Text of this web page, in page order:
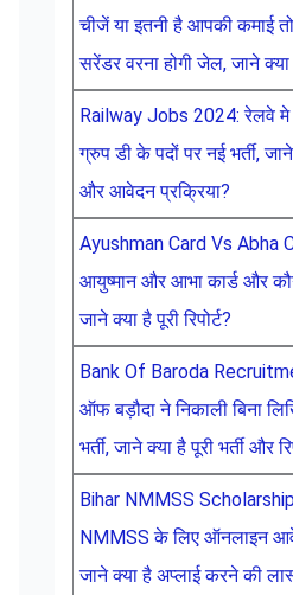
चीजें या इतनी है आपकी कमाई
सरेंडर वरना होगी जेल, जाने क्या
Railway Jobs 2024: रेलवे मे
ग्रुप डी के पदों पर नई भर्ती, जाने
और आवेदन प्रक्रिया?
Ayushman Card Vs Abha
आयुष्मान और आभा कार्ड और
जाने क्या है पूरी रिपोर्ट?
Bank Of Baroda
ऑफ बड़ौदा ने निकाली बिना
भर्ती, जाने क्या है पूरी भर्ती और
Bihar NMMSS Scholarship
NMMSS के लिए ऑनलाइन
जाने क्या है अप्लाई करने की